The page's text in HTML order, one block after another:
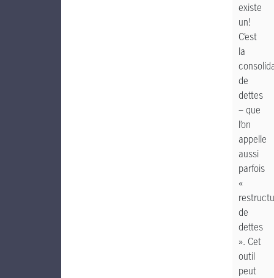
existe
un!
C’est
la
de
dettes
– que
l’on
appelle
aussi
parfois
«
de
dettes
». Cet
outil
peut